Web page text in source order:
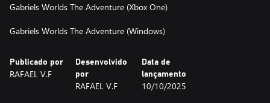
Gabriels Worlds The Adventure (Xbox One)
Publicado por
RAFAEL V.F
Desenvolvido
por
RAFAEL V.F
Data de
lançamento
10/10/2025